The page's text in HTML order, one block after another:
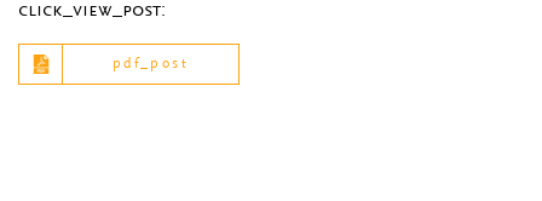
click_view_post:
pdf_post